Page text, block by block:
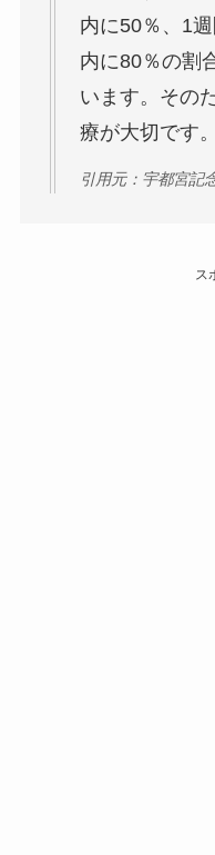
内に50％、1
内に80％の割
います。その
療が大切です。
引用元：宇都宮記
ス